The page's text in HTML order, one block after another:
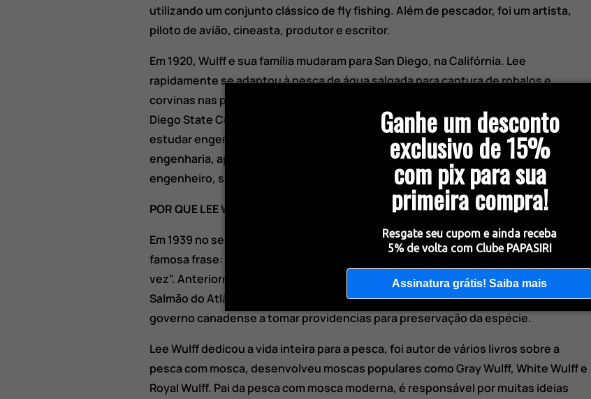
Ganhe um desconto
exclusivo de 15%
com pix para sua
primeira compra!
Resgate seu cupom e ainda receba
5% de volta com Clube PAPASIRI
Assinatura grátis! Saiba mais
utilizando um conjunto clássico de fly fishing. Além de pescador, foi um artista,
piloto de avião, cineasta, produtor e escritor.
Em 1920, Wulff e sua família mudaram para San Diego, na Califórnia. Lee
rapidamente se adaptou à pesca de água salgada para captura de robalos e
corvinas nas praias banhadas pelo Oceano Pacífico. Frequentou dois anos San
Diego State College antes de se transferir para a Universidade de Stanford para
estudar engenharia. Formou-se em 21 de junho de 1926 com um diploma em
engenharia, apesar de formado em engenharia, Lee Wulff não queria ser
engenheiro, sua vocação era
.
POR QUE LEE WULFF É CONSIDERADO O PAI DO PESQUE E SOLTE?
Em 1939 no seu livro "Manual da pesca de peixes de água doce" Wulf cita sua
famosa frase: "os peixes são valiosos demais para serem capturados apenas uma
vez". Anteriormente no ano de 1930 o pescador observou que a população de
Salmão do Atlântico estava em um drástico declínio, o que levou Wulf alertar o
governo canadense a tomar providencias para preservação da espécie.
Lee Wulff dedicou a vida inteira para a pesca, foi autor de vários livros sobre a
pesca com mosca, desenvolveu moscas populares como Gray Wulff, White Wulff e
Royal Wulff. Pai da pesca com mosca moderna, é responsável por muitas ideias